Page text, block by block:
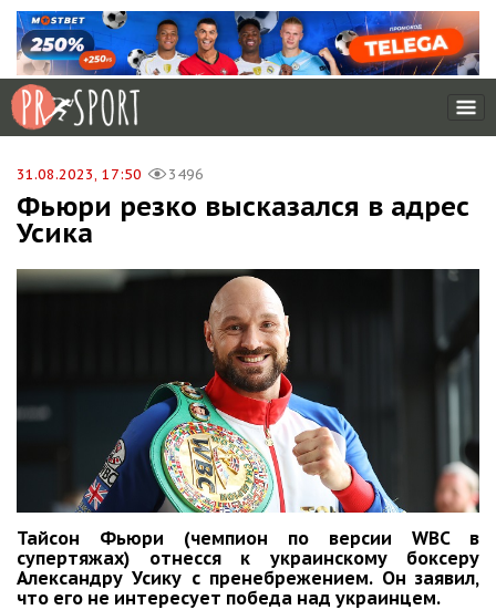
31.08.2023, 17:50 3496
Фьюри резко высказался в адрес
Усика
Тайсон Фьюри (чемпион по версии WBC в
супертяжах) отнесся к украинскому боксеру
Александру Усику с пренебрежением. Он заявил,
что его не интересует победа над украинцем.